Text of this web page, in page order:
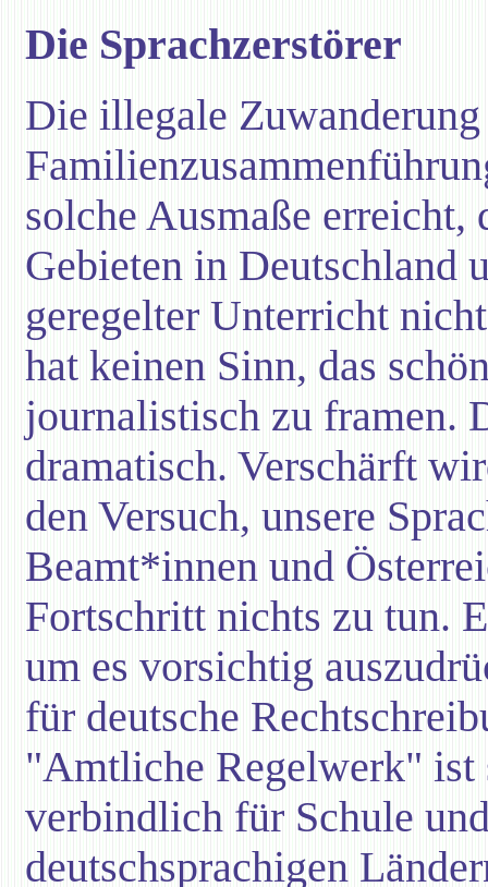
Die Sprachzerstörer
Die illegale Zuwanderung
solche Ausmaße erreicht,
Gebieten in Deutschland
geregelter Unterricht
hat keinen Sinn, das
journalistisch zu framen.
dramatisch. Verschärft
den Versuch, unsere
Beamt*innen und
Fortschritt nichts zu tun.
um es vorsichtig
für deutsche
"Amtliche Regelwerk" ist
verbindlich für Schule
deutschsprachigen